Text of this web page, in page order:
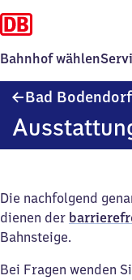
Bahnhof wählen
Bad Bodendorf
Die nachfolgend
dienen der
Bahnsteige.
Bei Fragen wenden